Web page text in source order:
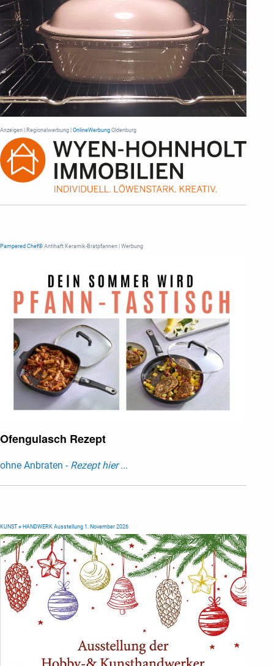
Anzeigen | Regionalwerbung | OnlineWerbung Oldenburg
Pampered Chef® Antihaft Keramik-Bratpfannen | Werbung
Ofengulasch Rezept
ohne Anbraten - Rezept hier ...
KUNST + HANDWERK Ausstellung 1. November 2026